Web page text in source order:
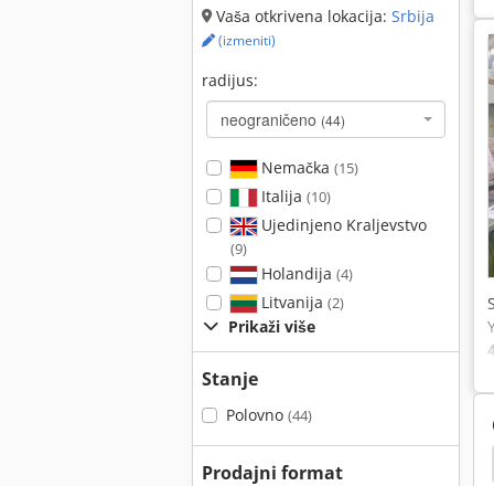
Vaša otkrivena lokacija: Srbija
(izmeniti)
radijus:
neograničeno (44)
Nemačka (15)
Italija (10)
Ujedinjeno Kraljevstvo
(9)
Holandija (4)
Litvanija (2)
Prikaži više
Stanje
Polovno (44)
Prodajni format
Deckel Maho Heidenhain